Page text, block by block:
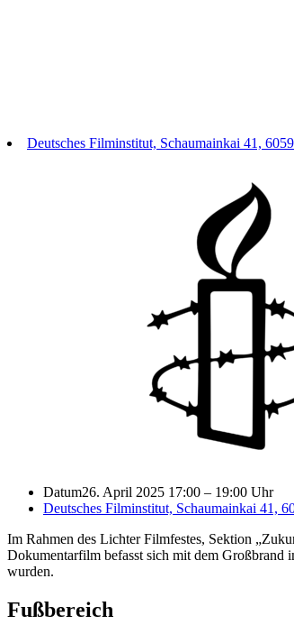
Deutsches Filminstitut, Schaumainkai 41,
Datum26. April 2025 17:00 – 19:00 Uhr
Deutsches Filminstitut, Schaumainkai 41,
Im Rahmen des Lichter Filmfestes, Sektion
Dokumentarfilm befasst sich mit dem Großbrand
wurden.
Fußbereich